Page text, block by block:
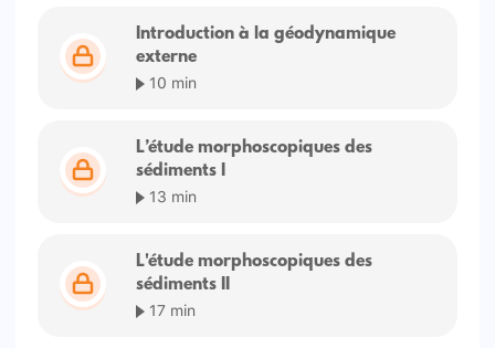
Introduction à la géodynamique
externe
10 min
L’étude morphoscopiques des
sédiments I
13 min
L'étude morphoscopiques des
sédiments II
17 min